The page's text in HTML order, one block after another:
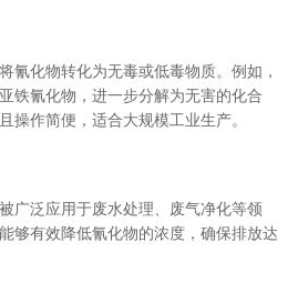
氰化物转化为无毒或低毒物质。例如，
铁氰化物，进一步分解为无害的化合
操作简便，适合大规模工业生产。
广泛应用于废水处理、废气净化等领
够有效降低氰化物的浓度，确保排放达